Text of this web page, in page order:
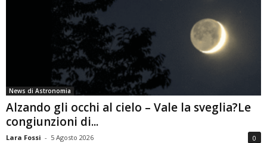
News di Astronomia
Alzando gli occhi al cielo – Vale la sveglia?Le
congiunzioni di...
Lara Fossi - 5 Agosto 2026 0